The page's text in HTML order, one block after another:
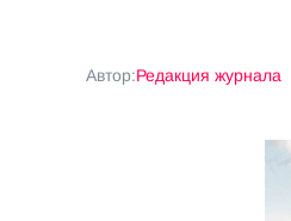
Автор:Редакция журнала